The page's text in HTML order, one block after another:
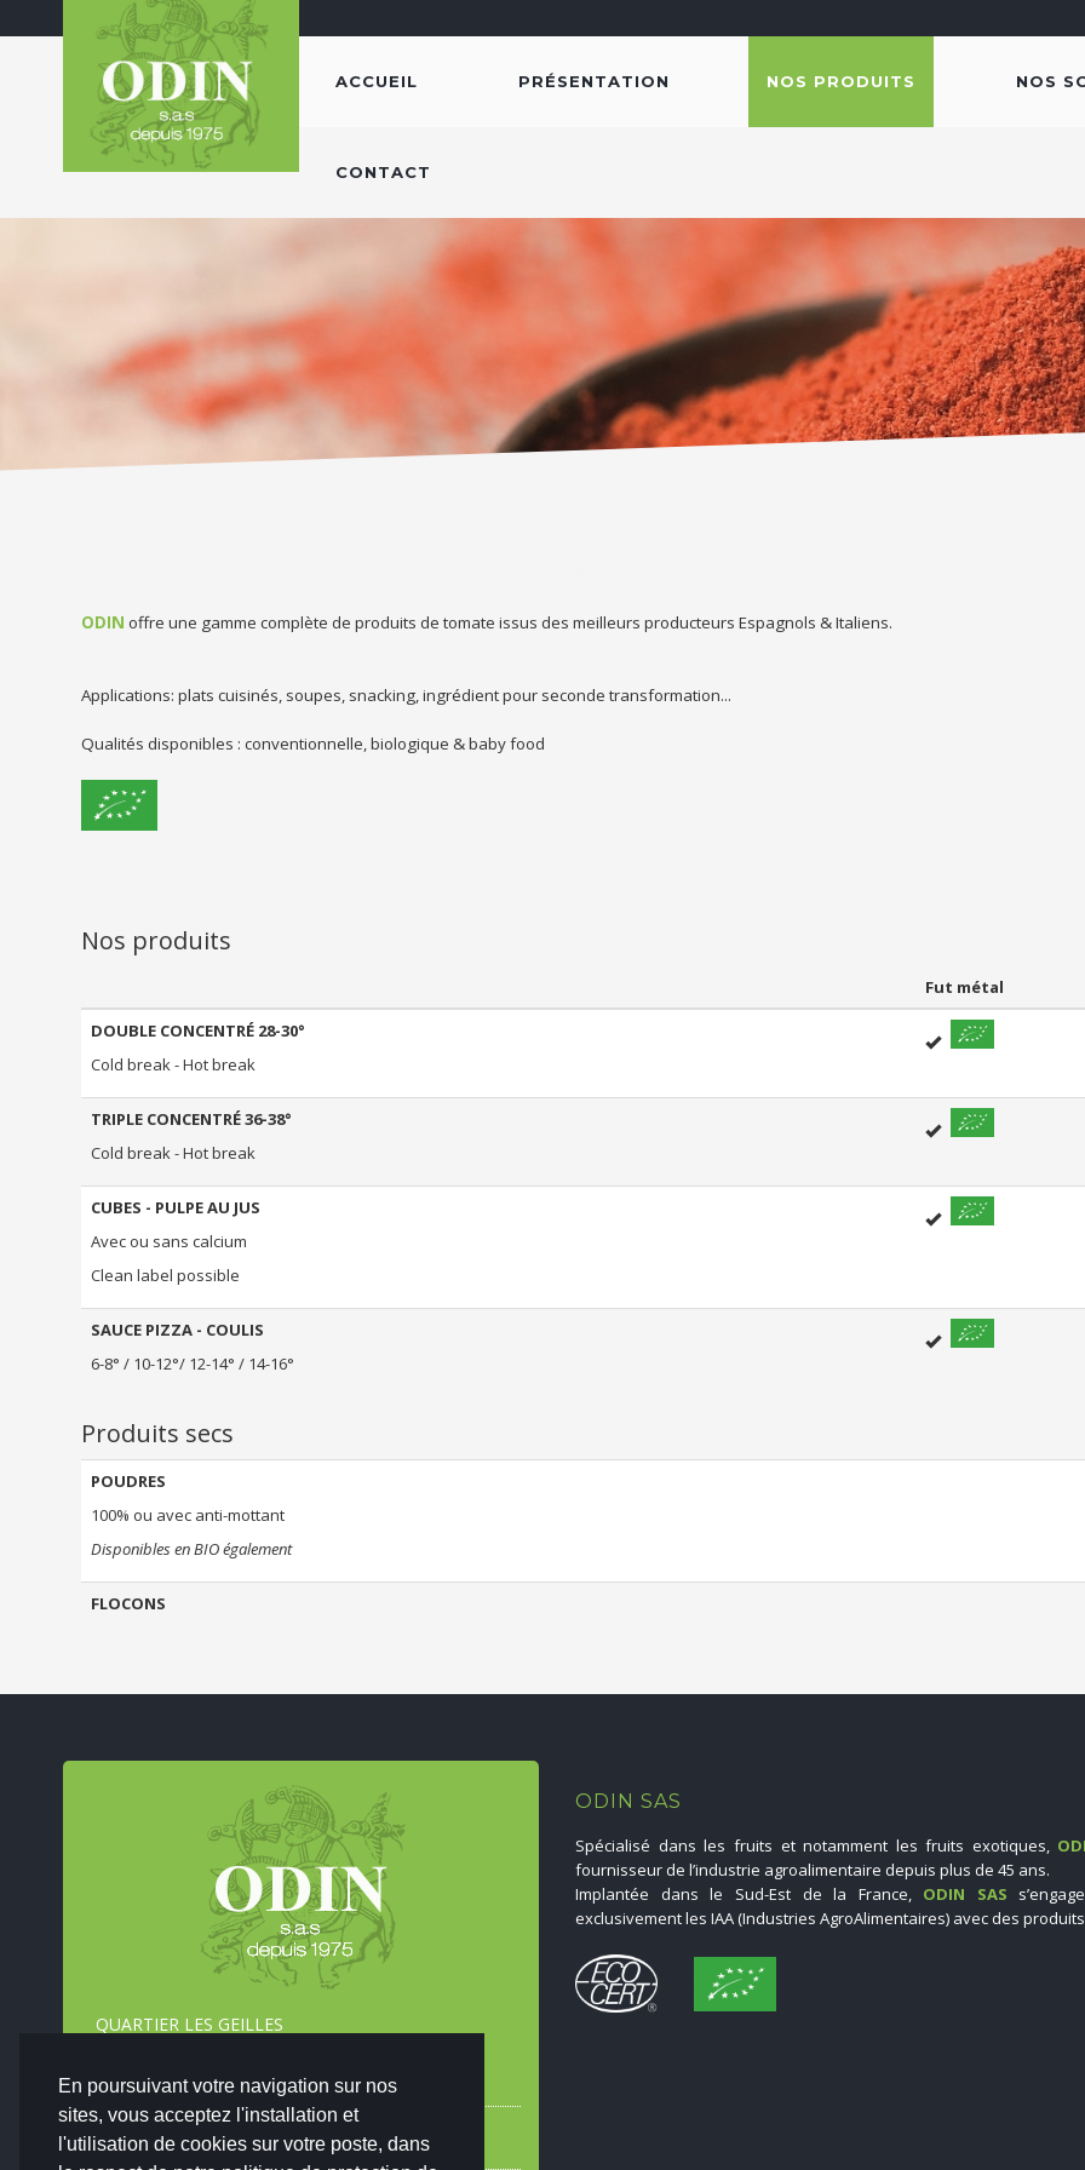
En poursuivant votre navigation sur nos
sites, vous acceptez l'installation et
l'utilisation de cookies sur votre poste, dans
ACCUEIL PRÉSENTATION NOS PRODUITS NOS
CONTACT
ODIN offre une gamme complète de produits de tomate issus des meilleurs producteurs Espagnols & Italiens.
Applications: plats cuisinés, soupes, snacking, ingrédient pour seconde transformation...
Qualités disponibles : conventionnelle, biologique & baby food
Nos produits
Fut métal
DOUBLE CONCENTRÉ 28-30°
Cold break - Hot break
TRIPLE CONCENTRÉ 36-38°
Cold break - Hot break
CUBES - PULPE AU JUS
Avec ou sans calcium
Clean label possible
SAUCE PIZZA - COULIS
6-8° / 10-12°/ 12-14° / 14-16°
Produits secs
POUDRES
100% ou avec anti-mottant
Disponibles en BIO également
FLOCONS
QUARTIER LES GEILLES
13610 LE PUY SAINTE RÉPARADE
+33 (0) 442 50 02 82
ODIN SAS
Spécialisé dans les fruits et notamment les fruits exotiques,
fournisseur de l’industrie agroalimentaire depuis plus de 45 ans.
Implantée dans le Sud-Est de la France, ODIN SAS
exclusivement les IAA (Industries AgroAlimentaires) avec des